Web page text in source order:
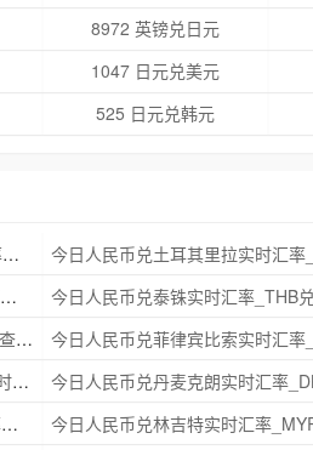
8972 英镑兑日元
1047 日元兑美元
525 日元兑韩元
今日人民币兑挪威克朗实时汇率_NOK兑CNY实时汇率查询 2025年09月21日
今日人民币兑南非兰特实时汇率_ZAR兑CNY实时汇率查询 2025年09月21日
今日人民币兑瑞典克朗实时汇率_SEK兑CNY实时汇率查询 2025年09月21日
今日人民币兑印度尼西亚卢比实时汇率_IDR兑CNY实时汇率查询 2025年09月21日
今日人民币兑新西兰元实时汇率_NZD兑CNY实时汇率查询 2025年09月21日